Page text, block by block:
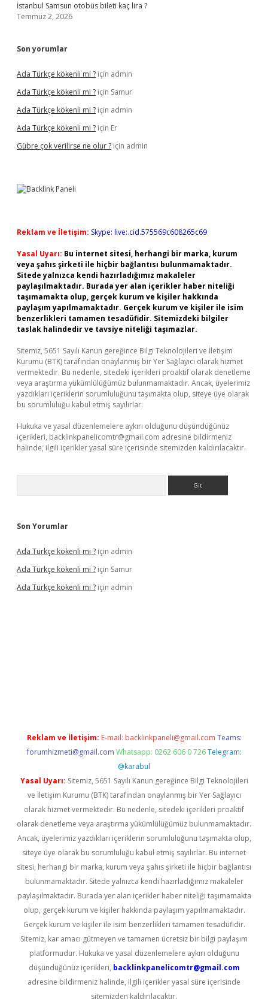
İstanbul Samsun otobüs bileti kaç lira ?
Temmuz 2, 2026
Son yorumlar
Ada Türkçe kökenli mi ? için admin
Ada Türkçe kökenli mi ? için Samur
Ada Türkçe kökenli mi ? için admin
Ada Türkçe kökenli mi ? için Er
Gübre çok verilirse ne olur ? için admin
Reklam ve İletişim: Skype: live:.cid.575569c608265c69
Yasal Uyarı: Bu internet sitesi, herhangi bir marka, kurum
veya şahıs şirketi ile hiçbir bağlantısı bulunmamaktadır.
Sitede yalnızca kendi hazırladığımız makaleler
paylaşılmaktadır. Burada yer alan içerikler haber niteliği
taşımamakta olup, gerçek kurum ve kişiler hakkında
paylaşım yapılmamaktadır. Gerçek kurum ve kişiler ile isim
benzerlikleri tamamen tesadüfidir. Sitemizdeki bilgiler
taslak halindedir ve tavsiye niteliği taşımazlar.
Sitemiz, 5651 Sayılı Kanun gereğince Bilgi Teknolojileri ve İletişim
Kurumu (BTK) tarafından onaylanmış bir Yer Sağlayıcı olarak hizmet
vermektedir. Bu nedenle, sitedeki içerikleri proaktif olarak denetleme
veya araştırma yükümlülüğümüz bulunmamaktadır. Ancak, üyelerimiz
yazdıkları içeriklerin sorumluluğunu taşımakta olup, siteye üye olarak
bu sorumluluğu kabul etmiş sayılırlar.
Hukuka ve yasal düzenlemelere aykırı olduğunu düşündüğünüz
içerikleri, backlinkpanelicomtr@gmail.com adresine bildirmeniz
halinde, ilgili içerikler yasal süre içerisinde sitemizden kaldırılacaktır.
Son Yorumlar
Ada Türkçe kökenli mi ? için admin
Ada Türkçe kökenli mi ? için Samur
Ada Türkçe kökenli mi ? için admin
Reklam ve İletişim: E-mail: backlinkpaneli@gmail.com Teams:
forumhizmeti@gmail.com Whatsapp: 0262 606 0 726 Telegram:
@karabul
Yasal Uyarı: Sitemiz, 5651 Sayılı Kanun gereğince Bilgi Teknolojileri
ve İletişim Kurumu (BTK) tarafından onaylanmış bir Yer Sağlayıcı
olarak hizmet vermektedir. Bu nedenle, sitedeki içerikleri proaktif
olarak denetleme veya araştırma yükümlülüğümüz bulunmamaktadır.
Ancak, üyelerimiz yazdıkları içeriklerin sorumluluğunu taşımakta olup,
siteye üye olarak bu sorumluluğu kabul etmiş sayılırlar. Bu internet
sitesi, herhangi bir marka, kurum veya şahıs şirketi ile hiçbir bağlantısı
bulunmamaktadır. Sitede yalnızca kendi hazırladığımız makaleler
paylaşılmaktadır. Burada yer alan içerikler haber niteliği taşımamakta
olup, gerçek kurum ve kişiler hakkında paylaşım yapılmamaktadır.
Gerçek kurum ve kişiler ile isim benzerlikleri tamamen tesadüfidir.
Sitemiz, kar amacı gütmeyen ve tamamen ücretsiz bir bilgi paylaşım
platformudur. Hukuka ve yasal düzenlemelere aykırı olduğunu
düşündüğünüz içerikleri, backlinkpanelicomtr@gmail.com
adresine bildirmeniz halinde, ilgili içerikler yasal süre içerisinde
sitemizden kaldırılacaktır.